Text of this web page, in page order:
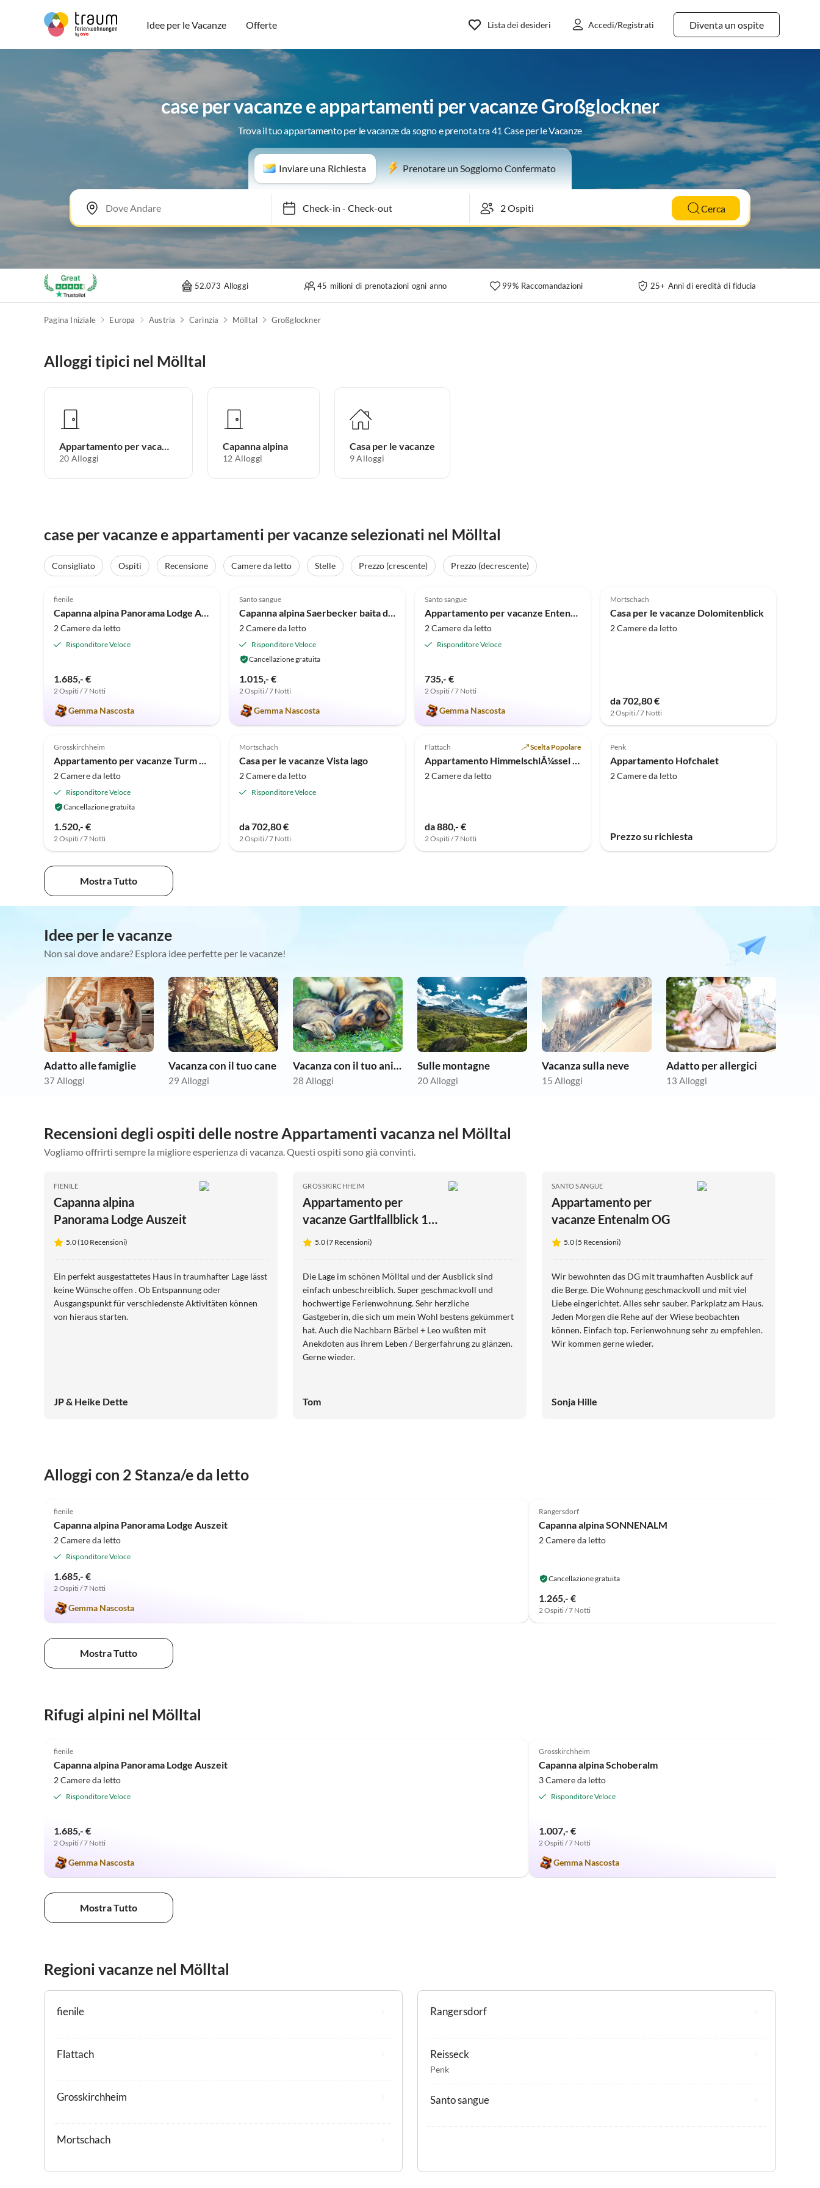
Idee per le Vacanze Offerte Diventa un ospite
Lista dei desideri Accedi/Registrati
case per vacanze e appartamenti per vacanze Großglockner
Trova il tuo appartamento per le vacanze da sogno e prenota tra 41 Case per le Vacanze
Inviare una Richiesta Prenotare un Soggiorno Confermato
Check-in- Check-out Cerca
52.073 Alloggi 45 milioni di prenotazioni ogni anno 99% Raccomandazioni 25+ Anni di eredità di fiducia
Pagina Iniziale Europa Austria Carinzia Mölltal Großglockner
Alloggi tipici nel Mölltal
Appartamento per vacanze
20 Alloggi
Capanna alpina
12 Alloggi
Casa per le vacanze
9 Alloggi
case per vacanze e appartamenti per vacanze selezionati nel Mölltal
Consigliato Ospiti Recensione Camere da letto Stelle Prezzo (crescente) Prezzo (decrescente)
Annuncio in
Alto
fienile
Capanna alpina Panorama Lodge Auszeit
2 Camere da letto
Risponditore Veloce
1.685,- €
2 Ospiti / 7 Notti
Gemma Nascosta
Super ospite
Annuncio in
Alto
Santo sangue
Capanna alpina Saerbecker baita di montagna
2 Camere da letto
Risponditore Veloce
Cancellazione gratuita
1.015,- €
2 Ospiti / 7 Notti
Gemma Nascosta
Santo sangue
Appartamento per vacanze Entenalm EG
2 Camere da letto
Risponditore Veloce
735,- €
2 Ospiti / 7 Notti
Gemma Nascosta
Mortschach
Casa per le vacanze Dolomitenblick
2 Camere da letto
da 702,80 €
2 Ospiti / 7 Notti
Grosskirchheim
Appartamento per vacanze Turm Sagritzerwirt
2 Camere da letto
Risponditore Veloce
Cancellazione gratuita
1.520,- €
2 Ospiti / 7 Notti
Mortschach
Casa per le vacanze Vista lago
2 Camere da letto
Risponditore Veloce
da 702,80 €
2 Ospiti / 7 Notti
Flattach Scelta Popolare
Appartamento HimmelschlÃ¼ssel - Gletscher Appartements
2 Camere da letto
da 880,- €
2 Ospiti / 7 Notti
Penk
Appartamento Hofchalet
2 Camere da letto
Prezzo su richiesta
Mostra Tutto
Idee per le vacanze
Non sai dove andare? Esplora idee perfette per le vacanze!
Adatto alle famiglie
37 Alloggi
Vacanza con il tuo cane
29 Alloggi
Vacanza con il tuo animale domestico
28 Alloggi
Sulle montagne
20 Alloggi
Vacanza sulla neve
15 Alloggi
Adatto per allergici
13 Alloggi
Recensioni degli ospiti delle nostre Appartamenti vacanza nel Mölltal
Vogliamo offrirti sempre la migliore esperienza di vacanza. Questi ospiti sono già convinti.
FIENILE
Capanna alpina
Panorama Lodge Auszeit
5.0 (10 Recensioni)
Ein perfekt ausgestattetes Haus in traumhafter Lage lässt
keine Wünsche offen . Ob Entspannung oder
Ausgangspunkt für verschiedenste Aktivitäten können
von hieraus starten.
JP & Heike Dette
GROSSKIRCHHEIM
Appartamento per
vacanze Gartlfallblick 1-
4 Pers.
5.0 (7 Recensioni)
Die Lage im schönen Mölltal und der Ausblick sind
einfach unbeschreiblich. Super geschmackvoll und
hochwertige Ferienwohnung. Sehr herzliche
Gastgeberin, die sich um mein Wohl bestens gekümmert
hat. Auch die Nachbarn Bärbel + Leo wußten mit
Anekdoten aus ihrem Leben / Bergerfahrung zu glänzen.
Gerne wieder.
Tom
SANTO SANGUE
Appartamento per
vacanze Entenalm OG
5.0 (5 Recensioni)
Wir bewohnten das DG mit traumhaften Ausblick auf
die Berge. Die Wohnung geschmackvoll und mit viel
Liebe eingerichtet. Alles sehr sauber. Parkplatz am Haus.
Jeden Morgen die Rehe auf der Wiese beobachten
können. Einfach top. Ferienwohnung sehr zu empfehlen.
Wir kommen gerne wieder.
Sonja Hille
Alloggi con 2 Stanza/e da letto
fienile
Capanna alpina Panorama Lodge Auszeit
2 Camere da letto
Risponditore Veloce
1.685,- €
2 Ospiti / 7 Notti
Gemma Nascosta
Rangersdorf
Capanna alpina SONNENALM
2 Camere da letto
Cancellazione gratuita
1.265,- €
2 Ospiti / 7 Notti
Mostra Tutto
Rifugi alpini nel Mölltal
fienile
Capanna alpina Panorama Lodge Auszeit
2 Camere da letto
Risponditore Veloce
1.685,- €
2 Ospiti / 7 Notti
Gemma Nascosta
Grosskirchheim
Capanna alpina Schoberalm
3 Camere da letto
Risponditore Veloce
1.007,- €
2 Ospiti / 7 Notti
Gemma Nascosta
Mostra Tutto
Regioni vacanze nel Mölltal
fienile
Flattach
Grosskirchheim
Mortschach
Rangersdorf
Reisseck
Penk
Santo sangue